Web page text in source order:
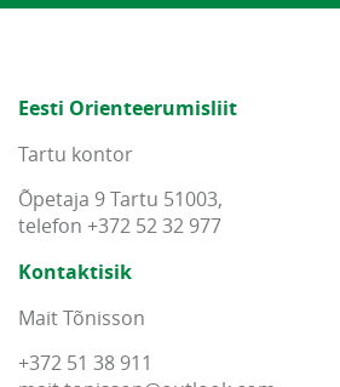
Eesti Orienteerumisliit
Tartu kontor
Õpetaja 9 Tartu 51003,
telefon +372 52 32 977
Kontaktisik
Mait Tõnisson
+372 51 38 911